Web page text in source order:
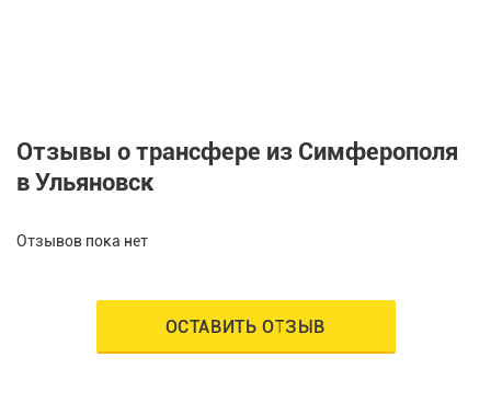
Отзывы о трансфере из Симферополя
в Ульяновск
Отзывов пока нет
ОСТАВИТЬ ОТЗЫВ